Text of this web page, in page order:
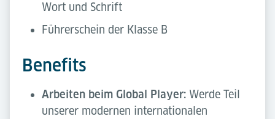
Wort und Schrift
Führerschein der Klasse B
Benefits
Arbeiten beim Global Player: Werde Teil
unserer modernen internationalen